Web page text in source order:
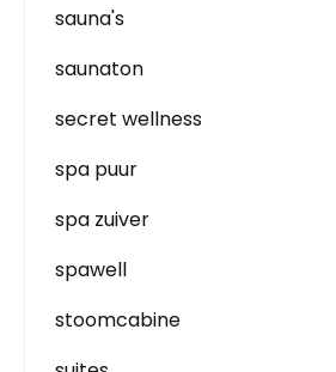
sauna's
saunaton
secret wellness
spa puur
spa zuiver
spawell
stoomcabine